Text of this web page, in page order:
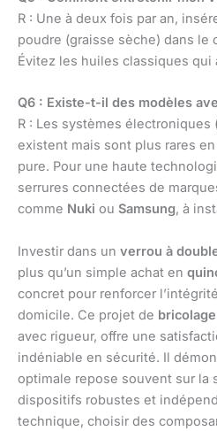
R : Une à deux fois par an,
poudre (graisse sèche) dans le
Évitez les huiles classiques
Q6 : Existe-t-il des modèles
R : Les systèmes électroniques
existent mais sont plus rares
pure. Pour une haute
serrures connectées de
comme Nuki ou Samsung, à
Investir dans un verrou à
plus qu’un simple achat en
concret pour renforcer
domicile. Ce projet de bricolage
avec rigueur, offre une
indéniable en sécurité. Il
optimale repose souvent sur la
dispositifs robustes et
technique, choisir des